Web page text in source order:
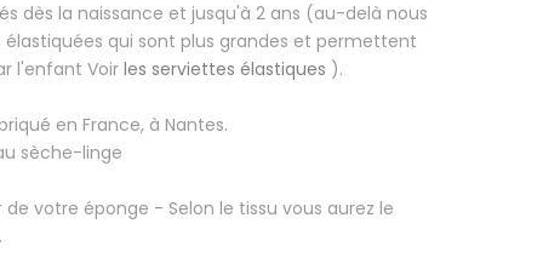
dès la naissance et jusqu'à 2 ans (au-delà nous
élastiquées qui sont plus grandes et permettent
l'enfant Voir les serviettes élastiques ).
en France, à Nantes.
sèche-linge
votre éponge - Selon le tissu vous aurez le